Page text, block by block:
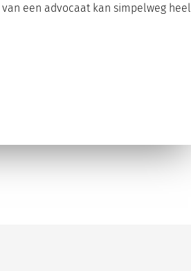
een advocaat kan simpelweg heel